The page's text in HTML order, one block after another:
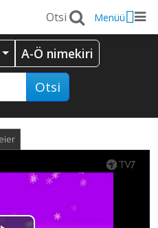
Menüü
A-Ö nimekiri
Otsi